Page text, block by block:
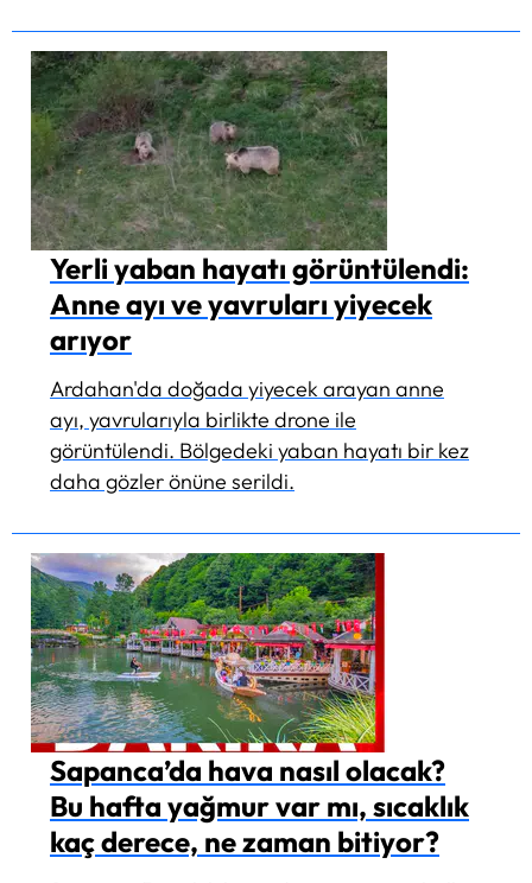
Yerli yaban hayatı görüntülendi:
Anne ayı ve yavruları yiyecek
arıyor
Ardahan'da doğada yiyecek arayan anne
ayı, yavrularıyla birlikte drone ile
görüntülendi. Bölgedeki yaban hayatı bir kez
daha gözler önüne serildi.
Sapanca’da hava nasıl olacak?
Bu hafta yağmur var mı, sıcaklık
kaç derece, ne zaman bitiyor?